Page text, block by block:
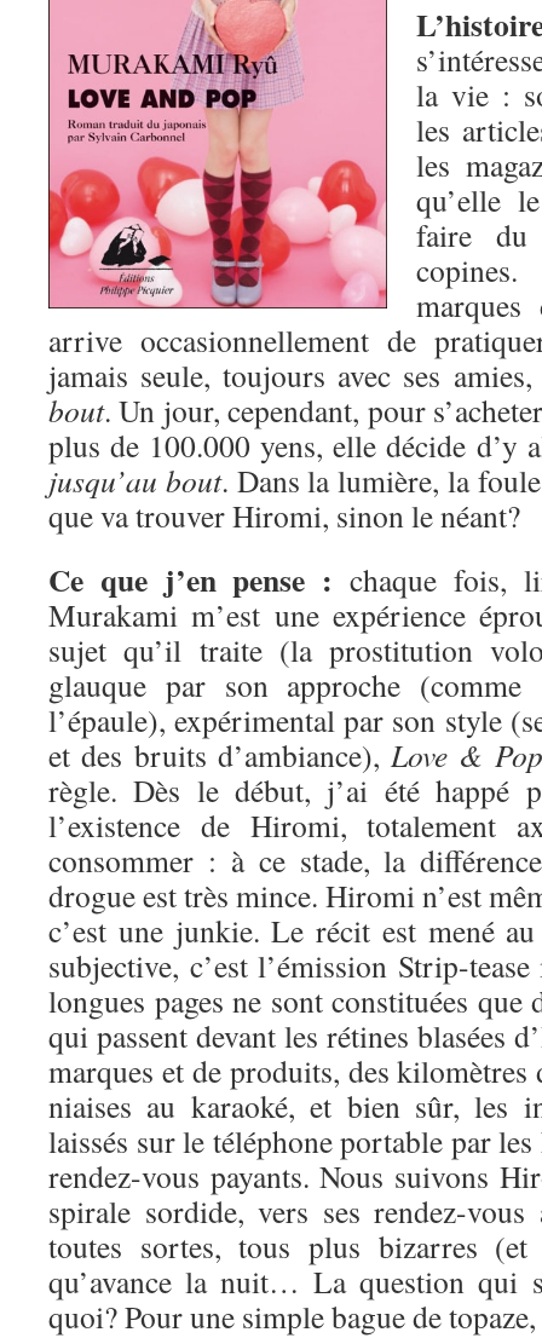
la vie :
les
les
qu’elle
faire du
arrive occasionnellement de
jamais seule, toujours avec ses
bout. Un jour, cependant, pour
plus de 100.000 yens, elle décide d’y
jusqu’au bout. Dans la lumière, la
que va trouver Hiromi, sinon le néant?
Ce que j’en pense : chaque fois,
Murakami m’est une expérience
sujet qu’il traite (la prostitution
glauque par son approche (comme
l’épaule), expérimental par son style
et des bruits d’ambiance),Love & Pop
règle. Dès le début, j’ai été happé
l’existence de Hiromi, totalement
consommer : à ce stade, la
drogue est très mince. Hiromi n’est
c’est une junkie. Le récit est mené
subjective, c’est l’émission Strip-
longues pages ne sont constituées
qui passent devant les rétines blasées
marques et de produits, des kilomètres
niaises au karaoké, et bien sûr, les
laissés sur le téléphone portable par
rendez-vous payants. Nous suivons
spirale sordide, vers ses rendez-vous
toutes sortes, tous plus bizarres (et
qu’avance la nuit… La question qui
quoi? Pour une simple bague de